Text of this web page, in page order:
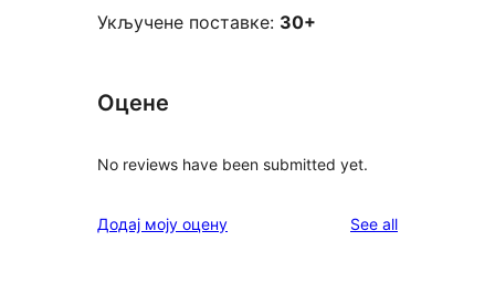
Укључене поставке: 30+
Оцене
No reviews have been submitted yet.
Додај моју оцену See allreviews